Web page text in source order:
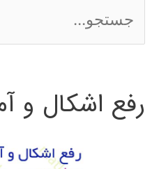
در
Matlab
س
ج
رفع اشکال و